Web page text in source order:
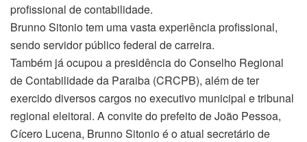
profissional de contabilidade.
Brunno Sitonio tem uma vasta experiência profissional,
sendo servidor público federal de carreira.
Também já ocupou a presidência do Conselho Regional
de Contabilidade da Paraiba (CRCPB), além de ter
exercido diversos cargos no executivo municipal e tribunal
regional eleitoral. A convite do prefeito de João Pessoa,
Cícero Lucena, Brunno Sitonio é o atual secretário de